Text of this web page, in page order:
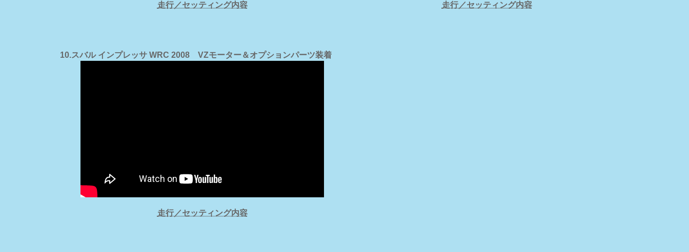
走行／セッティング内容 走行／セッティング内容
10.スバル インプレッサ WRC 2008 VZモーター＆オプションパーツ装着
走行／セッティング内容